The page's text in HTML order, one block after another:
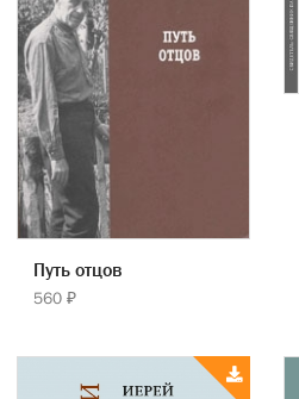
Путь отцов
560 ₽